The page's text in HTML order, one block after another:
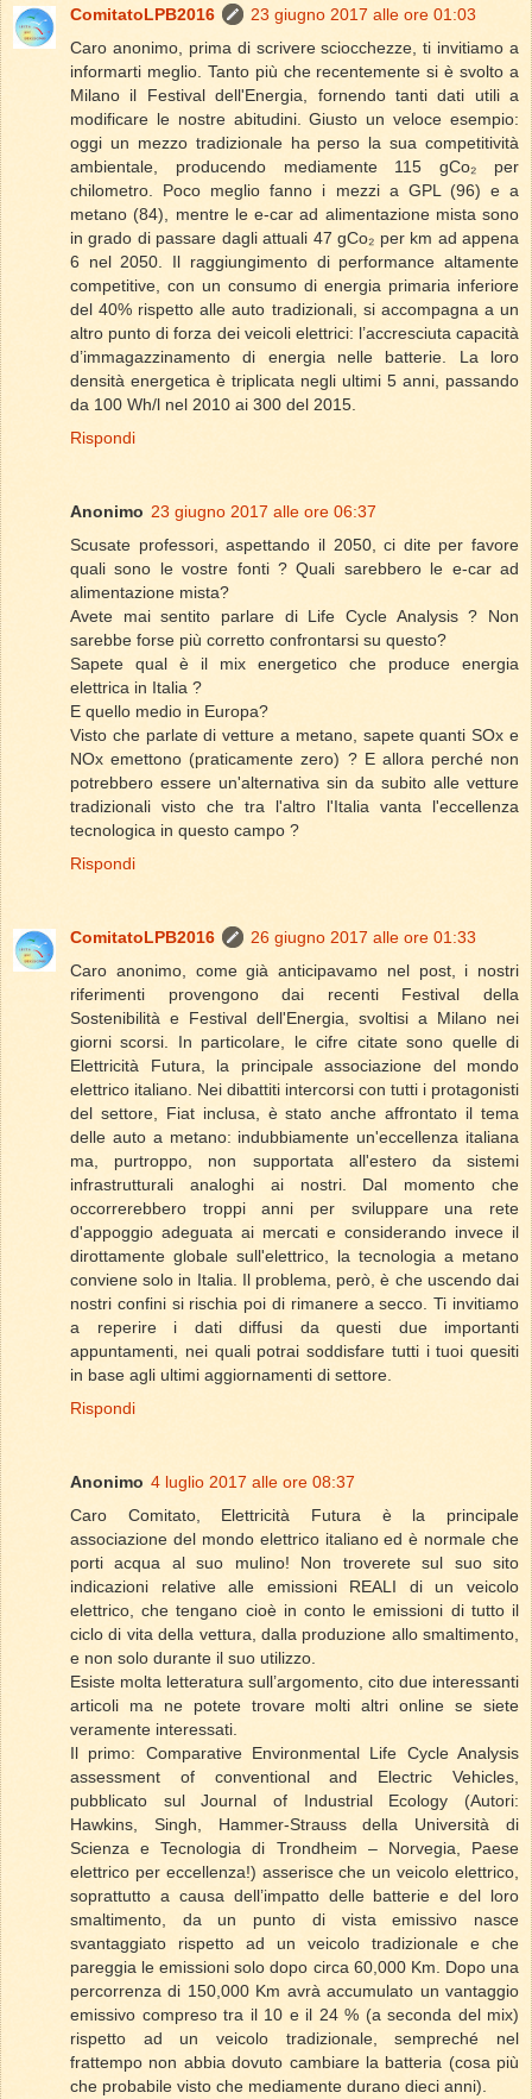
ComitatoLPB2016
23 giugno 2017 alle ore 01:03
Caro anonimo, prima di scrivere sciocchezze, ti invitiamo a
informarti meglio. Tanto più che recentemente si è svolto a
Milano il Festival dell'Energia, fornendo tanti dati utili a
modificare le nostre abitudini. Giusto un veloce esempio:
oggi un mezzo tradizionale ha perso la sua competitività
ambientale, producendo mediamente 115 gCo₂ per
chilometro. Poco meglio fanno i mezzi a GPL (96) e a
metano (84), mentre le e-car ad alimentazione mista sono
in grado di passare dagli attuali 47 gCo₂ per km ad appena
6 nel 2050. Il raggiungimento di performance altamente
competitive, con un consumo di energia primaria inferiore
del 40% rispetto alle auto tradizionali, si accompagna a un
altro punto di forza dei veicoli elettrici: l’accresciuta capacità
d’immagazzinamento di energia nelle batterie. La loro
densità energetica è triplicata negli ultimi 5 anni, passando
da 100 Wh/l nel 2010 ai 300 del 2015.
Rispondi
Anonimo 23 giugno 2017 alle ore 06:37
Scusate professori, aspettando il 2050, ci dite per favore
quali sono le vostre fonti ? Quali sarebbero le e-car ad
alimentazione mista?
Avete mai sentito parlare di Life Cycle Analysis ? Non
sarebbe forse più corretto confrontarsi su questo?
Sapete qual è il mix energetico che produce energia
elettrica in Italia ?
E quello medio in Europa?
Visto che parlate di vetture a metano, sapete quanti SOx e
NOx emettono (praticamente zero) ? E allora perché non
potrebbero essere un'alternativa sin da subito alle vetture
tradizionali visto che tra l'altro l'Italia vanta l'eccellenza
tecnologica in questo campo ?
Rispondi
ComitatoLPB2016
26 giugno 2017 alle ore 01:33
Caro anonimo, come già anticipavamo nel post, i nostri
riferimenti provengono dai recenti Festival della
Sostenibilità e Festival dell'Energia, svoltisi a Milano nei
giorni scorsi. In particolare, le cifre citate sono quelle di
Elettricità Futura, la principale associazione del mondo
elettrico italiano. Nei dibattiti intercorsi con tutti i protagonisti
del settore, Fiat inclusa, è stato anche affrontato il tema
delle auto a metano: indubbiamente un'eccellenza italiana
ma, purtroppo, non supportata all'estero da sistemi
infrastrutturali analoghi ai nostri. Dal momento che
occorrerebbero troppi anni per sviluppare una rete
d'appoggio adeguata ai mercati e considerando invece il
dirottamente globale sull'elettrico, la tecnologia a metano
conviene solo in Italia. Il problema, però, è che uscendo dai
nostri confini si rischia poi di rimanere a secco. Ti invitiamo
a reperire i dati diffusi da questi due importanti
appuntamenti, nei quali potrai soddisfare tutti i tuoi quesiti
in base agli ultimi aggiornamenti di settore.
Rispondi
Anonimo 4 luglio 2017 alle ore 08:37
Caro Comitato, Elettricità Futura è la principale
associazione del mondo elettrico italiano ed è normale che
porti acqua al suo mulino! Non troverete sul suo sito
indicazioni relative alle emissioni REALI di un veicolo
elettrico, che tengano cioè in conto le emissioni di tutto il
ciclo di vita della vettura, dalla produzione allo smaltimento,
e non solo durante il suo utilizzo.
Esiste molta letteratura sull’argomento, cito due interessanti
articoli ma ne potete trovare molti altri online se siete
veramente interessati.
Il primo: Comparative Environmental Life Cycle Analysis
assessment of conventional and Electric Vehicles,
pubblicato sul Journal of Industrial Ecology (Autori:
Hawkins, Singh, Hammer-Strauss della Università di
Scienza e Tecnologia di Trondheim – Norvegia, Paese
elettrico per eccellenza!) asserisce che un veicolo elettrico,
soprattutto a causa dell’impatto delle batterie e del loro
smaltimento, da un punto di vista emissivo nasce
svantaggiato rispetto ad un veicolo tradizionale e che
pareggia le emissioni solo dopo circa 60,000 Km. Dopo una
percorrenza di 150,000 Km avrà accumulato un vantaggio
emissivo compreso tra il 10 e il 24 % (a seconda del mix)
rispetto ad un veicolo tradizionale, sempreché nel
frattempo non abbia dovuto cambiare la batteria (cosa più
che probabile visto che mediamente durano dieci anni).